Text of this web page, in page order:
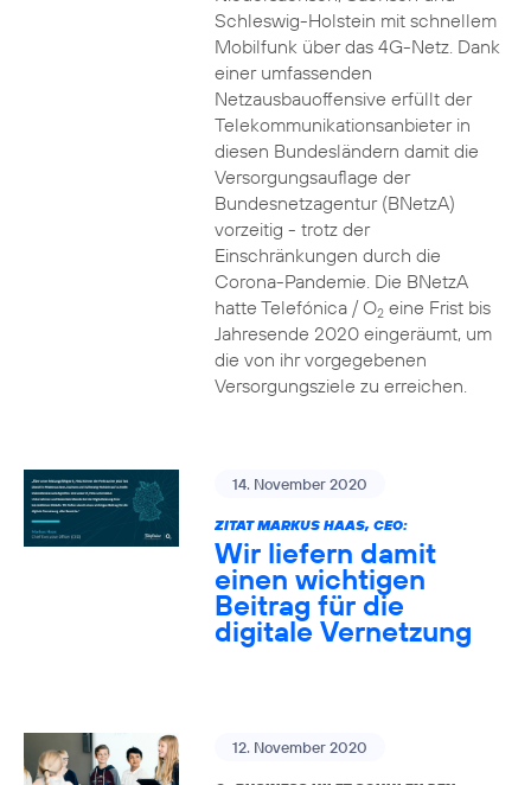
Schleswig-Holstein mit schnellem
Mobilfunk über das 4G-Netz. Dank
einer umfassenden
Netzausbauoffensive erfüllt der
Telekommunikationsanbieter in
diesen Bundesländern damit die
Versorgungsauflage der
Bundesnetzagentur (BNetzA)
vorzeitig - trotz der
Einschränkungen durch die
Corona-Pandemie. Die BNetzA
hatte Telefónica / O2eine Frist bis
Jahresende 2020 eingeräumt, um
die von ihr vorgegebenen
Versorgungsziele zu erreichen.
14. November 2020
ZITAT MARKUS HAAS, CEO:
Wir liefern damit
einen wichtigen
Beitrag für die
digitale Vernetzung
12. November 2020